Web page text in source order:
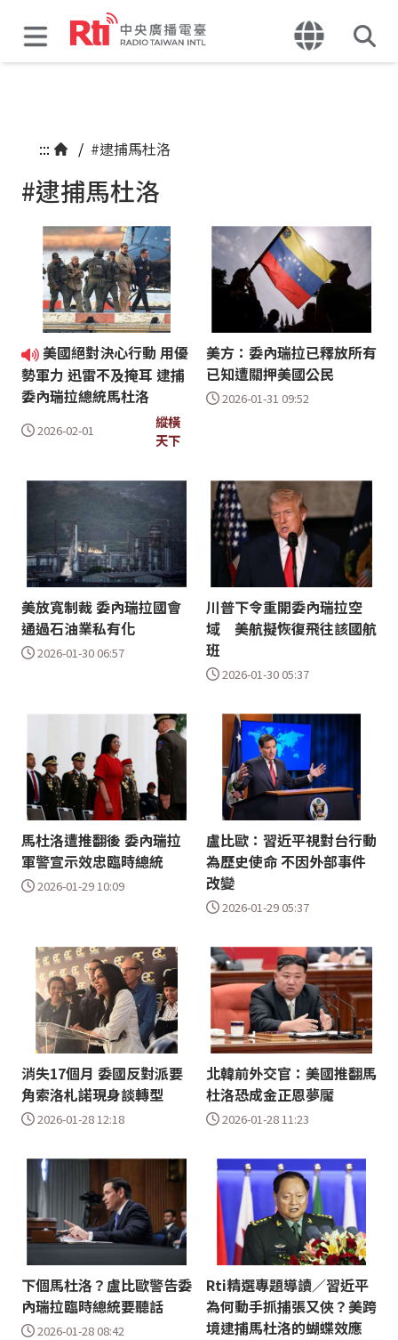
::: / #逮捕馬杜洛
#逮捕馬杜洛
美國絕對決心行動 用優
勢軍力 迅雷不及掩耳 逮捕
委內瑞拉總統馬杜洛
2026-02-01
縱橫
天下
美方：委內瑞拉已釋放所有
已知遭關押美國公民
2026-01-31 09:52
美放寬制裁 委內瑞拉國會
通過石油業私有化
2026-01-30 06:57
川普下令重開委內瑞拉空
域 美航擬恢復飛往該國航
班
2026-01-30 05:37
馬杜洛遭推翻後 委內瑞拉
軍警宣示效忠臨時總統
2026-01-29 10:09
盧比歐：習近平視對台行動
為歷史使命 不因外部事件
改變
2026-01-29 05:37
消失17個月 委國反對派要
角索洛札諾現身談轉型
2026-01-28 12:18
北韓前外交官：美國推翻馬
杜洛恐成金正恩夢魘
2026-01-28 11:23
下個馬杜洛？盧比歐警告委
內瑞拉臨時總統要聽話
2026-01-28 08:42
Rti精選專題導讀／習近平
為何動手抓捕張又俠？美跨
境逮捕馬杜洛的蝴蝶效應